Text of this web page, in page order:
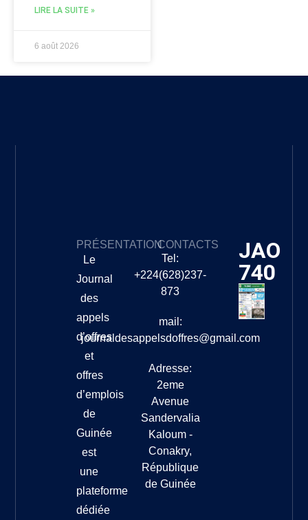
LIRE LA SUITE »
6 août 2026
PRÉSENTATION
Le
Journal
des
appels
d’offres
et
offres
d’emplois
de
Guinée
est
une
plateforme
dédiée
CONTACTS
Tel:
+224(628)237-
873
mail:
journaldesappelsdoffres@gmail.com
Adresse:
2eme
Avenue
Sandervalia
Kaloum -
Conakry,
République
de Guinée
JAO
740